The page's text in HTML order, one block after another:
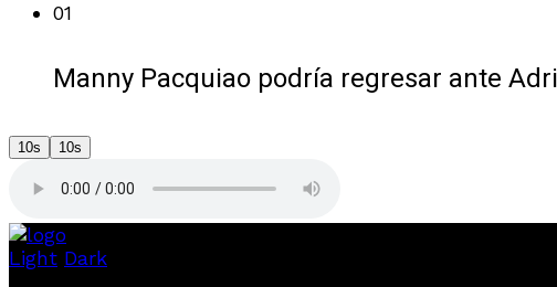
01
Manny Pacquiao podría regresar ante
10s 10s
Light Dark